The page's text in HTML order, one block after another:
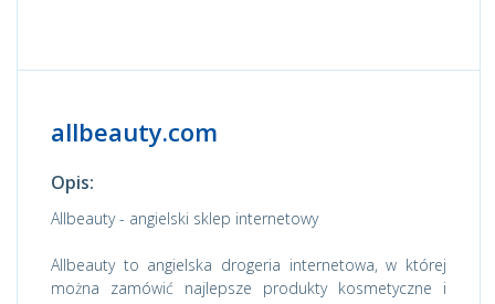
allbeauty.com
Opis:
Allbeauty - angielski sklep internetowy
Allbeauty to angielska drogeria internetowa, w której
można zamówić najlepsze produkty kosmetyczne i